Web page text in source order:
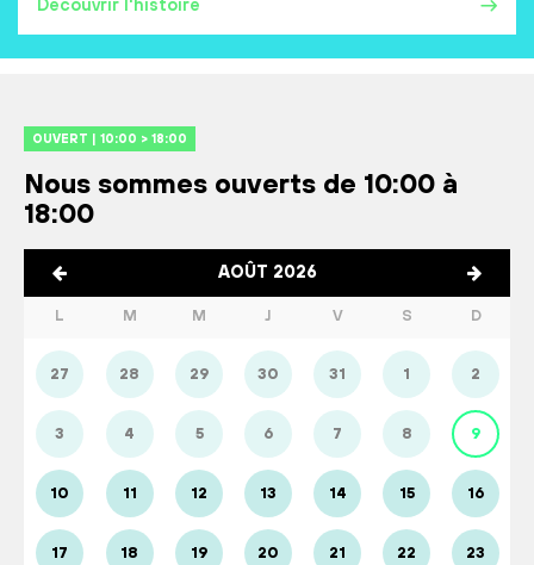
Découvrir l'histoire
OUVERT | 10:00 > 18:00
Nous sommes ouverts de 10:00 à
18:00
AOÛT 2026
L M M J V S D
27 28 29 30 31 1 2
3 4 5 6 7 8 9
10 11 12 13 14 15 16
17 18 19 20 21 22 23